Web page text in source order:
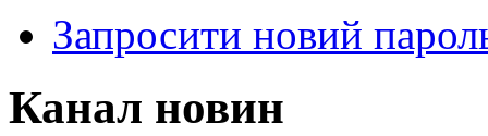
Запросити новий
Канал новин